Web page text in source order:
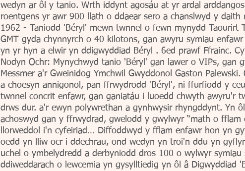
wedyn ar ôl y tanio. Wrth iddynt agosáu at yr ardal
roentgens yr awr 900 llath o ddaear sero a chanslwyd y daith
1962 - Taniodd 'Béryl' mewn twnnel o fewn mynydd Taourirt
GMT gyda chynnyrch o 40 kilotons, gan awyru symiau
yn yr hyn a elwir yn ddigwyddiad Béryl . 6ed prawf Ffrainc.
Nodyn Ochr: Mynychwyd tanio 'Béryl' gan lawer o VIPs, gan
Messmer a'r Gweinidog Ymchwil Gwyddonol Gaston
a choesyn annigonol, pan ffrwydrodd 'Béryl', ni ffurfiodd y
twnnel concrit enfawr, gan ganiatáu i luoedd chwyth awyru'r
drws dur. a'r ewyn polywrethan a gynhwysir rhyngddynt. Yn
achoswyd gan y ffrwydrad, gwelodd y gwylwyr “math o
llorweddol i'n cyfeiriad… Diffoddwyd y fflam enfawr hon yn
oedd yn lliw ocr i ddechrau, ond wedyn yn troi'n ddu yn
uchel o ymbelydredd a derbyniodd dros 100 o wylwyr
ddiweddarach o lewcemia yn gysylltiedig yn ôl â Digwyddiad